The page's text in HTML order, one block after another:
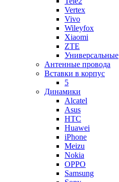
Vertex
Vivo
Wileyfox
Xiaomi
ZTE
Универсальные
Антенные провода
Вставки в корпус
5
Динамики
Alcatel
Asus
HTC
Huawei
iPhone
Meizu
Nokia
OPPO
Samsung